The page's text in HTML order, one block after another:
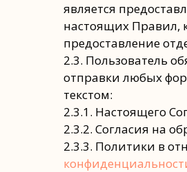
является
настоящих Правил,
предоставление
2.3. Пользователь
отправки любых
текстом:
2.3.1. Настоящего
2.3.2. Согласия на
2.3.3. Политики в